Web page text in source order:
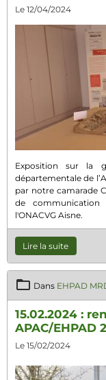
Le 12/04/2024
Exposition sur la
départementale de
par notre camarade
de
l'ONACVG Aisne.
Lire la suite
Dans EHPAD
15.02.2024 :
APAC/EHPAD
Le 15/02/2024